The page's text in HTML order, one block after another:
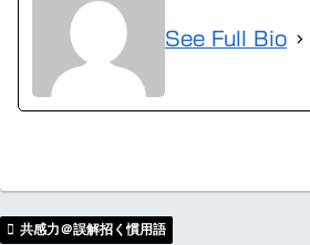
See Full Bio
共感力＠誤解招く慣用語